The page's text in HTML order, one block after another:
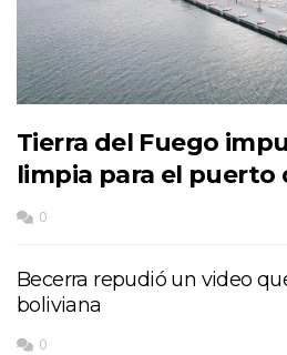
Tierra del Fuego
limpia para el puerto
0
Becerra repudió un video
boliviana
0